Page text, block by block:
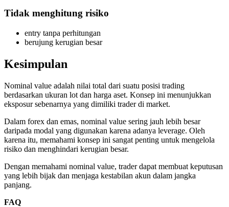
Tidak menghitung risiko
entry tanpa perhitungan
berujung kerugian besar
Kesimpulan
Nominal value adalah nilai total dari suatu posisi trading
berdasarkan ukuran lot dan harga aset. Konsep ini menunjukkan
eksposur sebenarnya yang dimiliki trader di market.
Dalam forex dan emas, nominal value sering jauh lebih besar
daripada modal yang digunakan karena adanya leverage. Oleh
karena itu, memahami konsep ini sangat penting untuk mengelola
risiko dan menghindari kerugian besar.
Dengan memahami nominal value, trader dapat membuat keputusan
yang lebih bijak dan menjaga kestabilan akun dalam jangka
panjang.
FAQ